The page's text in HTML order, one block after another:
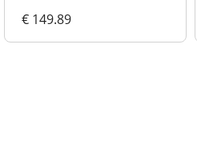
€ 149.89